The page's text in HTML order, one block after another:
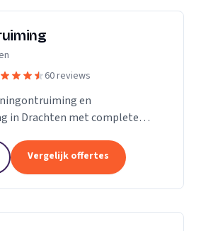
60 reviews
en
in Drachten met complete
Vergelijk offertes